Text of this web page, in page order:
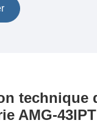
technique
AMG-